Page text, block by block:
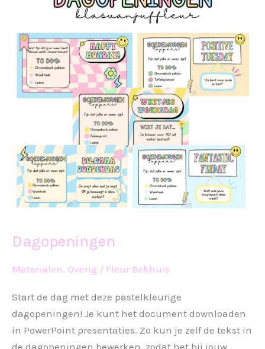
Dagopeningen
Materialen, Overig / Fleur Bekhuis
Start de dag met deze pastelkleurige
dagopeningen! Je kunt het document downloaden
in PowerPoint presentaties. Zo kun je zelf de tekst in
de dagopeningen bewerken, zodat het bij jouw